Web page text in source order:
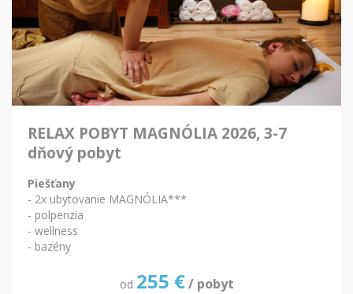
RELAX POBYT MAGNÓLIA 2026, 3-7
dňový pobyt
Piešťany
- 2x ubytovanie MAGNÓLIA***
- polpenzia
- wellness
- bazény
od 255 € / pobyt